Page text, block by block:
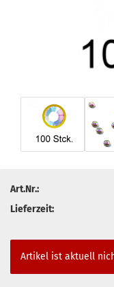
Art.Nr.:
Lieferzeit:
Artikel ist aktuell